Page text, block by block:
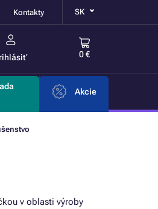
Kontakty SK
0 €
Akcie
v oblasti výroby